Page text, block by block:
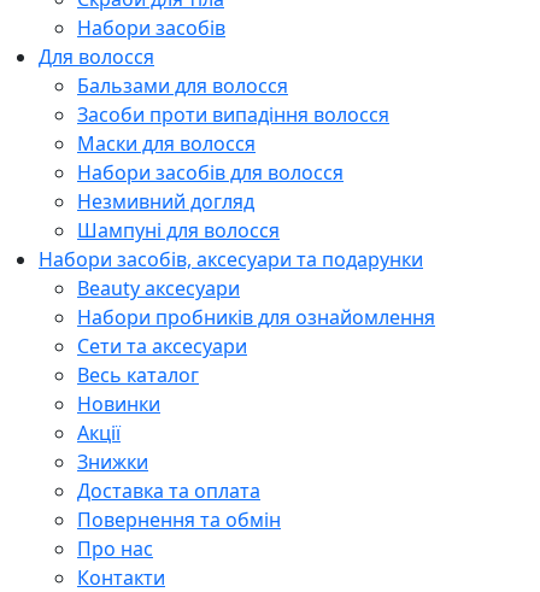
Набори засобів
Для волосся
Бальзами для волосся
Засоби проти випадіння волосся
Маски для волосся
Набори засобів для волосся
Незмивний догляд
Шампуні для волосся
Набори засобів, аксесуари та подарунки
Beauty аксесуари
Набори пробників для ознайомлення
Сети та аксесуари
Весь каталог
Новинки
Акції
Знижки
Доставка та оплата
Повернення та обмін
Про нас
Контакти